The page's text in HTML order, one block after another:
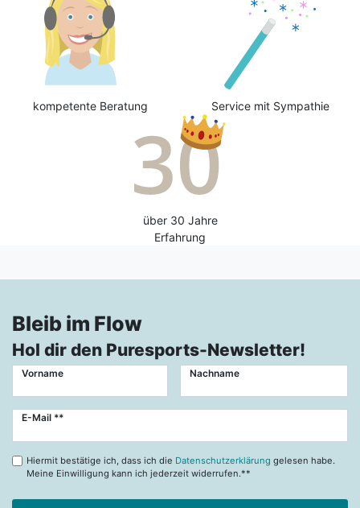
kompetente Beratung Service mit Sympathie
über 30 Jahre
Erfahrung
Bleib im Flow
Hol dir den Puresports-Newsletter!
Vorname Nachname
E-Mail **
Newsletter
Hiermit bestätige ich, dass ich die Datenschutzerklärung gelesen habe.
Meine Einwilligung kann ich jederzeit widerrufen.**